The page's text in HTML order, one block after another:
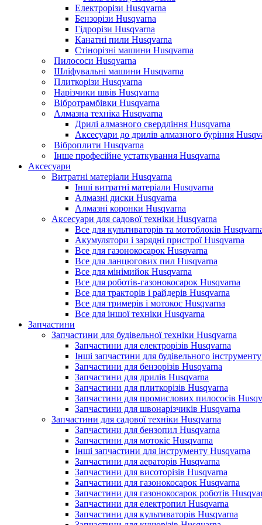
Електрорізи Husqvarna
Бензорізи Husqvarna
Гідрорізи Husqvarna
Канатні пили Husqvarna
Стінорізні машини Husqvarna
Пилососи Husqvarna
Шліфувальні машини Husqvarna
Плиткорізи Husqvarna
Нарізчики швів Husqvarna
Вібротрамбівки Husqvarna
Алмазна техніка Husqvarna
Дрилі алмазного свердління Husqvarna
Аксесуари до дрилів алмазного буріння
Віброплити Husqvarna
Інше професійне устаткування Husqvarna
Аксесуари
Витратні матеріали Husqvarna
Інші витратні матеріали Husqvarna
Алмазні диски Husqvarna
Алмазні коронки Husqvarna
Аксесуари для садової техніки Husqvarna
Все для культиваторів та мотоблоків
Акумулятори і зарядні пристрої Husqvarna
Все для газонокосарок Husqvarna
Все для ланцюгових пил Husqvarna
Все для мінімийок Husqvarna
Все для роботів-газонокосарок Husqvarna
Все для тракторів і райдерів Husqvarna
Все для тримерів і мотокос Husqvarna
Все для іншої техніки Husqvarna
Запчастини
Запчастини для будівельної техніки Husqvarna
Запчастини для електрорізів Husqvarna
Інші запчастини для будівельного
Запчастини для бензорізів Husqvarna
Запчастини для дрилів Husqvarna
Запчастини для плиткорізів Husqvarna
Запчастини для промислових пилососів
Запчастини для швонарізчиків Husqvarna
Запчастини для садової техніки Husqvarna
Запчастини для бензопил Husqvarna
Запчастини для мотокіс Husqvarna
Інші запчастини для інструменту Husqvarna
Запчастини для аераторів Husqvarna
Запчастини для висоторізів Husqvarna
Запчастини для газонокосарок Husqvarna
Запчастини для газонокосарок роботів
Запчастини для електропил Husqvarna
Запчастини для культиваторів Husqvarna